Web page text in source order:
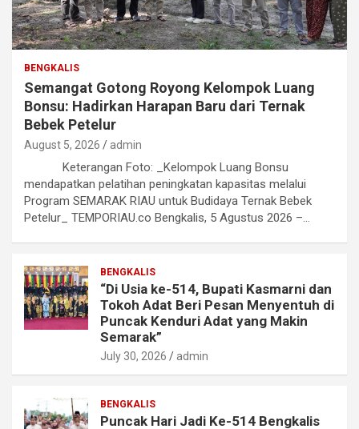
BENGKALIS
Semangat Gotong Royong Kelompok Luang
Bonsu: Hadirkan Harapan Baru dari Ternak
Bebek Petelur
August 5, 2026 admin
Keterangan Foto: _Kelompok Luang Bonsu
mendapatkan pelatihan peningkatan kapasitas melalui
Program SEMARAK RIAU untuk Budidaya Ternak Bebek
Petelur_ TEMPORIAU.co Bengkalis, 5 Agustus 2026 –…
BENGKALIS
“Di Usia ke-514, Bupati Kasmarni dan
Tokoh Adat Beri Pesan Menyentuh di
Puncak Kenduri Adat yang Makin
Semarak”
July 30, 2026 admin
BENGKALIS
Puncak Hari Jadi Ke-514 Bengkalis